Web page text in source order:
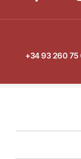
+34 93 260 75
principal